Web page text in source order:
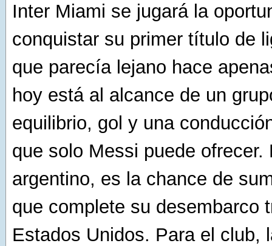
Inter Miami se jugará la
conquistar su primer título de
que parecía lejano hace
hoy está al alcance de un
equilibrio, gol y una
que solo Messi puede ofrecer.
argentino, es la chance de
que complete su desembarco
Estados Unidos. Para el club,